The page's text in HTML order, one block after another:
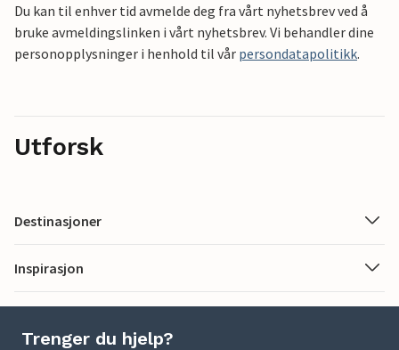
Du kan til enhver tid avmelde deg fra vårt nyhetsbrev ved å
bruke avmeldingslinken i vårt nyhetsbrev. Vi behandler dine
personopplysninger i henhold til vår persondatapolitikk.
Utforsk
Destinasjoner
Inspirasjon
Trenger du hjelp?